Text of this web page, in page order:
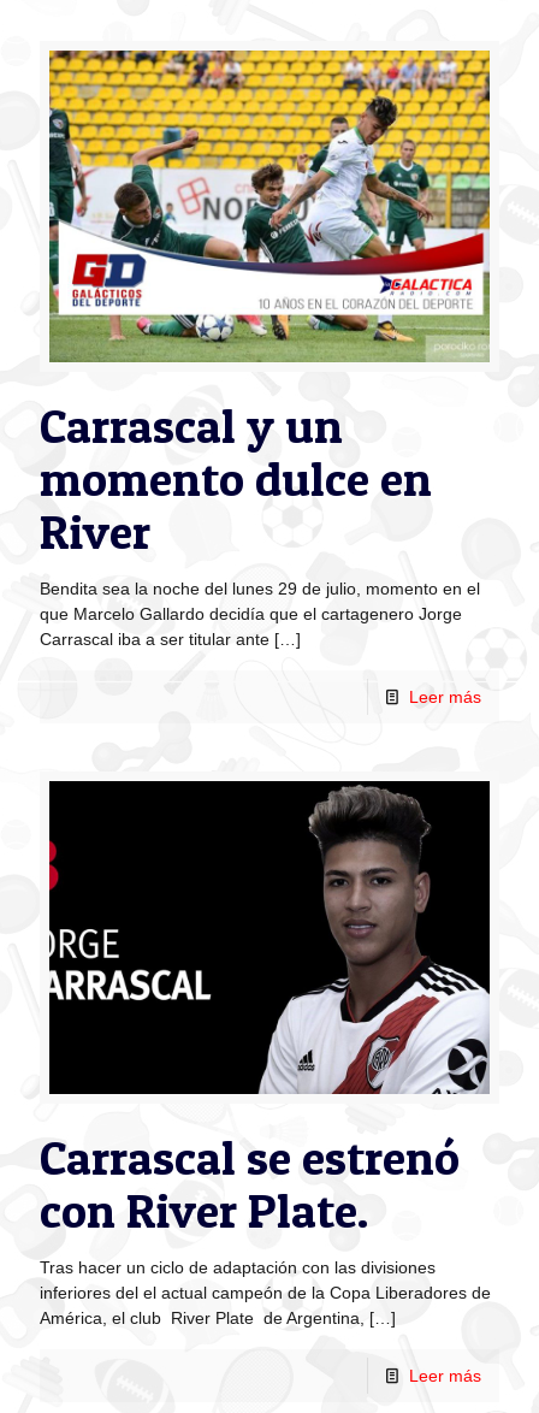
Carrascal y un
momento dulce en
River
Bendita sea la noche del lunes 29 de julio, momento en el
que Marcelo Gallardo decidía que el cartagenero Jorge
Carrascal iba a ser titular ante […]
Leer más
Carrascal se estrenó
con River Plate.
Tras hacer un ciclo de adaptación con las divisiones
inferiores del el actual campeón de la Copa Liberadores de
América, el club River Plate de Argentina,
[…]
Leer más